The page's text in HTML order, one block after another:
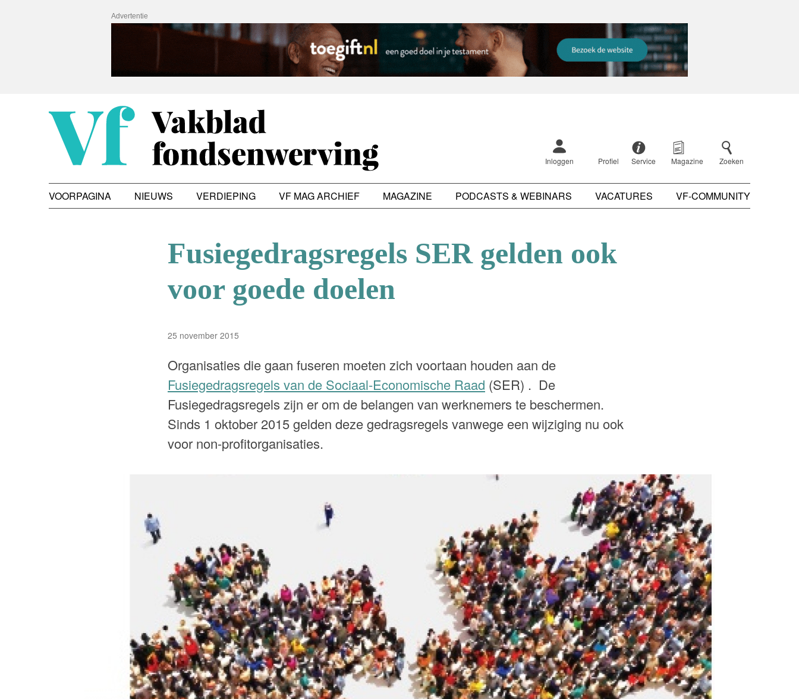
Advertentie
Inloggen Profiel Service Magazine Zoeken
VOORPAGINA NIEUWS VERDIEPING VF MAG ARCHIEF MAGAZINE PODCASTS & WEBINARS VACATURES VF-COMMUNITY
Fusiegedragsregels SER gelden ook
voor goede doelen
25 november 2015
Organisaties die gaan fuseren moeten zich voortaan houden aan de
Fusiegedragsregels van de Sociaal-Economische Raad (SER) . De
Fusiegedragsregels zijn er om de belangen van werknemers te beschermen.
Sinds 1 oktober 2015 gelden deze gedragsregels vanwege een wijziging nu ook
voor non-profitorganisaties.